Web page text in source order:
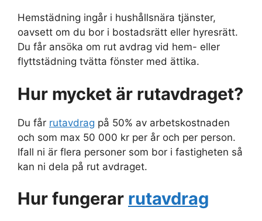
Hemstädning ingår i hushållsnära tjänster,
oavsett om du bor i bostadsrätt eller hyresrätt.
Du får ansöka om rut avdrag vid hem- eller
flyttstädning tvätta fönster med ättika.
Hur mycket är rutavdraget?
Du får rutavdrag på 50% av arbetskostnaden
och som max 50 000 kr per år och per person.
Ifall ni är flera personer som bor i fastigheten så
kan ni dela på rut avdraget.
Hur fungerar rutavdrag